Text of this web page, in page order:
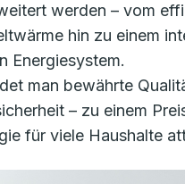
werden – vom
hin zu einem
Energiesystem.
man bewährte
– zu einem
für viele Haushalte